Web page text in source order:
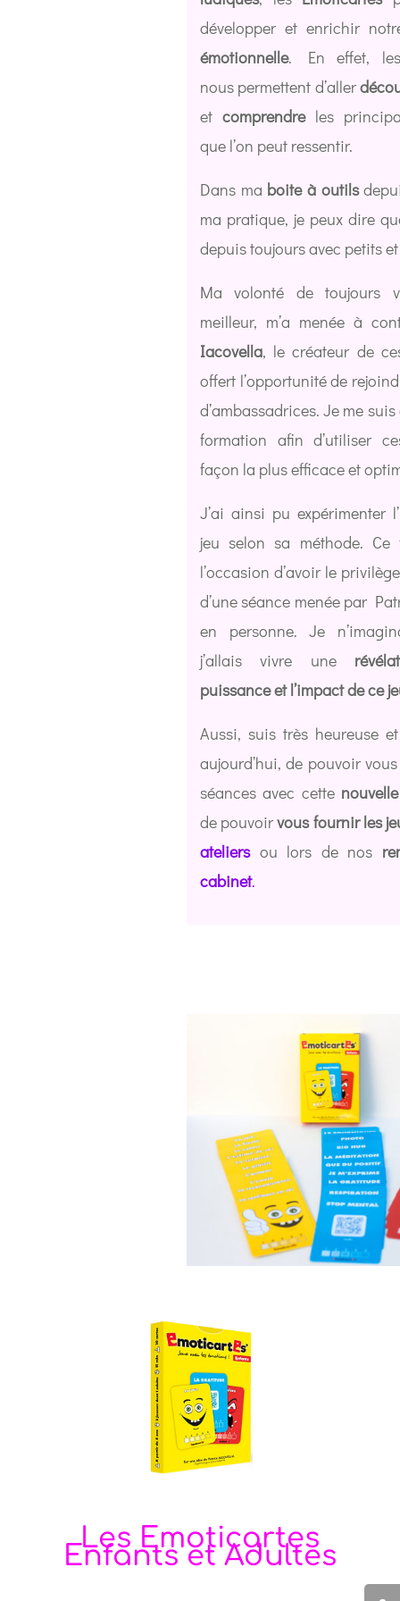
développer et enrichir
émotionnelle. En effet,
nous permettent d’aller
et comprendreles
que l’on peut ressentir.
Dans ma boite à outils
ma pratique, je peux dire
depuis toujours avec petits
Ma volonté de toujours
meilleur, m’a menée à
Iacovella, le créateur de
offert l’opportunité de
d’ambassadrices. Je me
formation afin d’utiliser
façon la plus efficace et
J’ai ainsi pu expérimenter
jeu selon sa méthode.
l’occasion d’avoir le
d’une séance menée par
en personne. Je
j’allais vivre une
puissance et l’impact de ce
Aussi, suis très heureuse
aujourd’hui, de pouvoir
séances avec cette
de pouvoirvous fournir les
ateliers ou lors de nos
cabinet.
Les Emoticartes
Enfants et Adultes